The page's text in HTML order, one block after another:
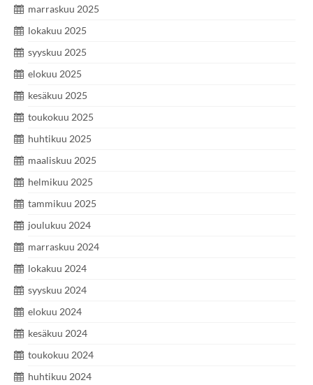
marraskuu 2025
lokakuu 2025
syyskuu 2025
elokuu 2025
kesäkuu 2025
toukokuu 2025
huhtikuu 2025
maaliskuu 2025
helmikuu 2025
tammikuu 2025
joulukuu 2024
marraskuu 2024
lokakuu 2024
syyskuu 2024
elokuu 2024
kesäkuu 2024
toukokuu 2024
huhtikuu 2024